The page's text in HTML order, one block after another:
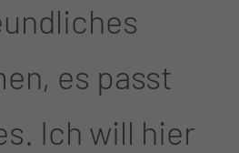
es passt
Ich will hier